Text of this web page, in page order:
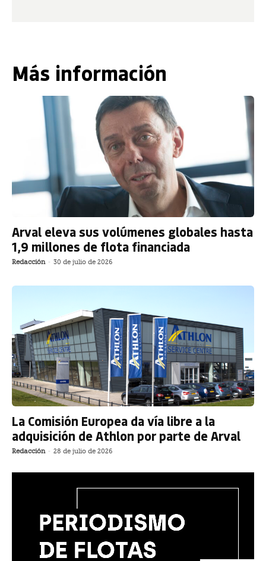
Más información
Arval eleva sus volúmenes globales hasta
1,9 millones de flota financiada
Redacción - 30 de julio de 2026
La Comisión Europea da vía libre a la
adquisición de Athlon por parte de Arval
Redacción - 28 de julio de 2026